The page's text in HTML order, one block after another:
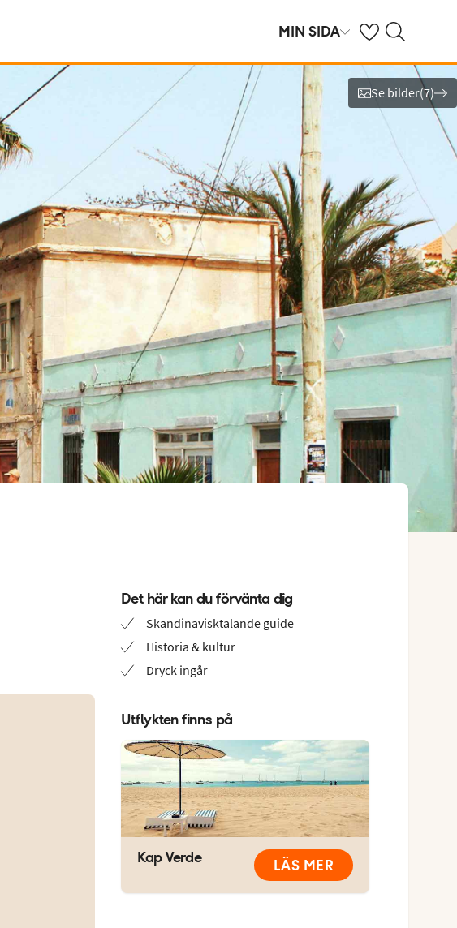
MIN SIDA Se dina sparade
Sök på ving.se
Se bilder(7)
Det här kan du förvänta dig
Skandinavisktalande guide
Historia & kultur
Dryck ingår
Utflykten finns på
Kap Verde LÄS MER